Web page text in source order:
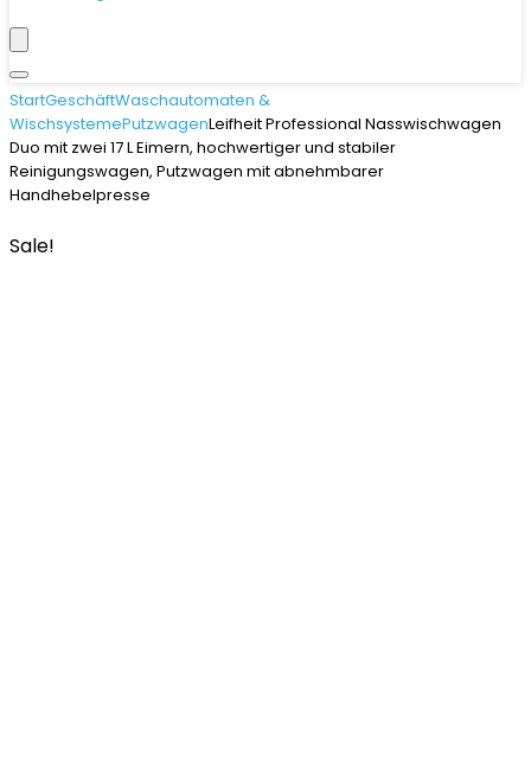
StartGeschäftWaschautomaten &
WischsystemePutzwagenLeifheit Professional Nasswischwagen
Duo mit zwei 17 L Eimern, hochwertiger und stabiler
Reinigungswagen, Putzwagen mit abnehmbarer
Handhebelpresse
Sale!